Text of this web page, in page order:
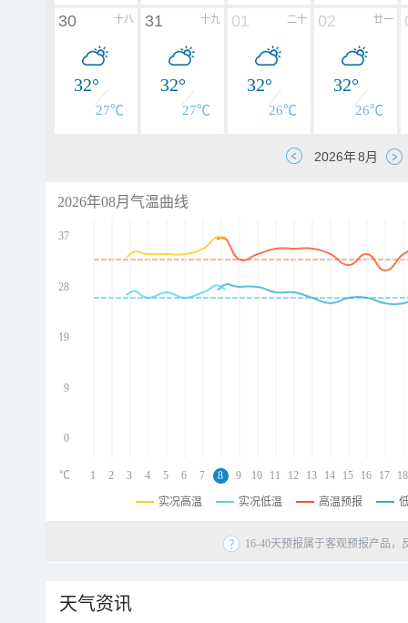
十八
30
32°
27℃
十九
31
32°
27℃
二十
01
32°
26℃
廿一
02
32°
26℃
2026年08月气温曲线
37
28
19
9
0
1 2 3 4 5 6 7 8 9 10 11 12 13 14 15 16 17 18
℃
实况高温 实况低温 高温预报
16-40天预报属于客观预报产品
天气资讯